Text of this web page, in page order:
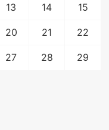
13 14 15
20 21 22
27 28 29